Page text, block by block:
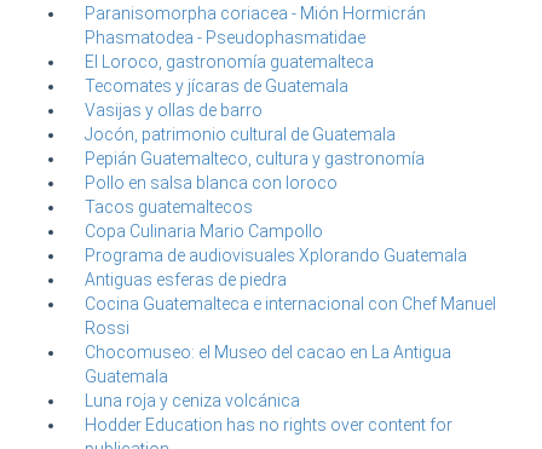
Paranisomorpha coriacea - Mión Hormicrán
Phasmatodea - Pseudophasmatidae
El Loroco, gastronomía guatemalteca
Tecomates y jícaras de Guatemala
Vasijas y ollas de barro
Jocón, patrimonio cultural de Guatemala
Pepián Guatemalteco, cultura y gastronomía
Pollo en salsa blanca con loroco
Tacos guatemaltecos
Copa Culinaria Mario Campollo
Programa de audiovisuales Xplorando Guatemala
Antiguas esferas de piedra
Cocina Guatemalteca e internacional con Chef Manuel
Rossi
Chocomuseo: el Museo del cacao en La Antigua
Guatemala
Luna roja y ceniza volcánica
Hodder Education has no rights over content for